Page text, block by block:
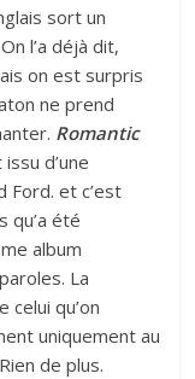
sort un
l’a déjà dit,
on est surpris
ne prend
Romantic
d’une
Ford. et c’est
qu’a été
album
La
qu’on
uniquement au
de plus.